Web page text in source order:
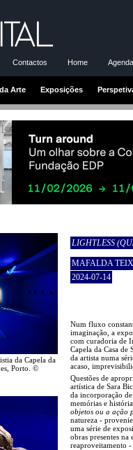
Contactos Home
Arte Exposições
da Capela da
Porto. ©
LIGHTLESS
MAFALDA
2024-07-14
Num fluxo
imaginação, a
com curadoria de
Capela da Casa
da artista numa
acaso,
Questões de
artística de Sara
da incorporação
memórias e
objetos ou a ação
natureza -
uma série de
obras presentes
reaproveitamento